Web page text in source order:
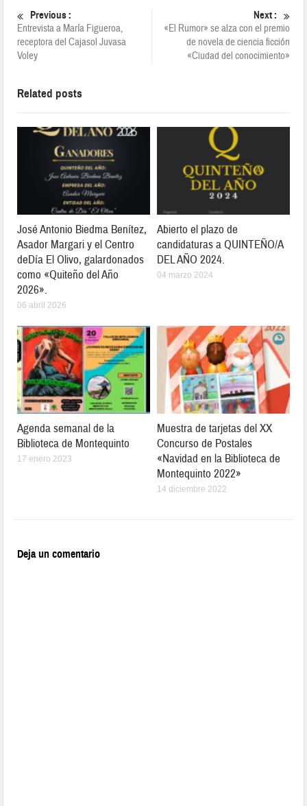
Previous :
Entrevista a María Figueroa,
receptora del Cajasol Juvasa
Voley
Next :
«El Rumor» se alza con el premio
de novela de ciencia ficción
«Ciudad del conocimiento»
Related posts
José Antonio Biedma Benítez,
Asador Margari y el Centro
deDía El Olivo, galardonados
como «Quiteño del Año
2026».
06 abril 2026
Abierto el plazo de
candidaturas a QUINTEÑO/A
DEL AÑO 2024.
04 marzo 2024
Agenda semanal de la
Biblioteca de Montequinto
17 enero 2023
Muestra de tarjetas del XX
Concurso de Postales
«Navidad en la Biblioteca de
Montequinto 2022»
14 diciembre 2022
Deja un comentario